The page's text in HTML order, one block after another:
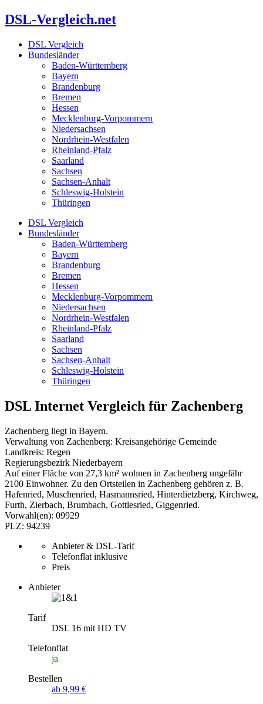
Zum
Inhalt
DSL-Vergleich.net
DSL Vergleich
Bundesländer
Baden-Württemberg
Bayern
Brandenburg
Bremen
Hessen
Mecklenburg-Vorpommern
Niedersachsen
Nordrhein-Westfalen
Rheinland-Pfalz
Saarland
Sachsen
Sachsen-Anhalt
Schleswig-Holstein
Thüringen
DSL Vergleich
Bundesländer
Baden-Württemberg
Bayern
Brandenburg
Bremen
Hessen
Mecklenburg-Vorpommern
Niedersachsen
Nordrhein-Westfalen
Rheinland-Pfalz
Saarland
Sachsen
Sachsen-Anhalt
Schleswig-Holstein
Thüringen
DSL Internet Vergleich für Zachenberg
Zachenberg liegt in Bayern.
Verwaltung von Zachenberg: Kreisangehörige Gemeinde
Landkreis: Regen
Regierungsbezirk Niederbayern
Auf einer Fläche von 27,3 km² wohnen in Zachenberg ungefähr
2100 Einwohner. Zu den Ortsteilen in Zachenberg gehören z. B.
Hafenried, Muschenried, Hasmannsried, Hinterdietzberg, Kirchweg,
Furth, Zierbach, Brumbach, Gottlesried, Giggenried.
Vorwahl(en): 09929
PLZ: 94239
Anbieter & DSL-Tarif
Telefonflat inklusive
Preis
Anbieter
Tarif
DSL 16 mit HD TV
Telefonflat
ja
Bestellen
ab 9,99 €